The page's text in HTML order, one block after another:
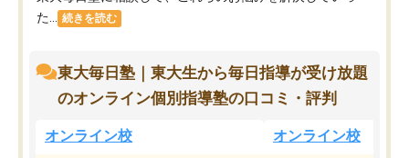
た...
続きを読む
東大毎日塾｜東大生から毎日指導が受け放題
のオンライン個別指導塾の口コミ・評判
オンライン校 オンライン校